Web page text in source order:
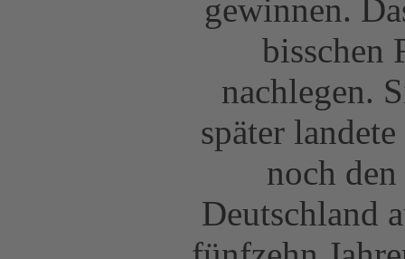
gewinnen.
bisschen
nachlegen.
später
noch
Deutschland